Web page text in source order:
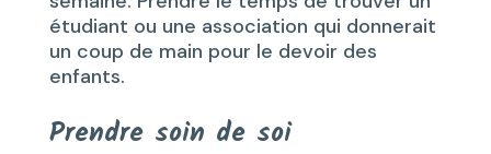
étudiant ou une association qui donnerait
un coup de main pour le devoir des
enfants.
Prendre soin de soi